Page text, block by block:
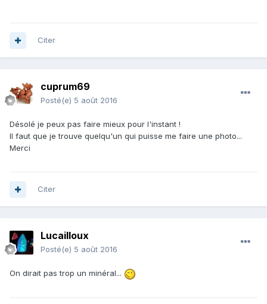
Citer
cuprum69
Posté(e) 5 août 2016
Désolé je peux pas faire mieux pour l'instant !
Il faut que je trouve quelqu'un qui puisse me faire une photo...
Merci
Citer
Lucailloux
Posté(e) 5 août 2016
On dirait pas trop un minéral...